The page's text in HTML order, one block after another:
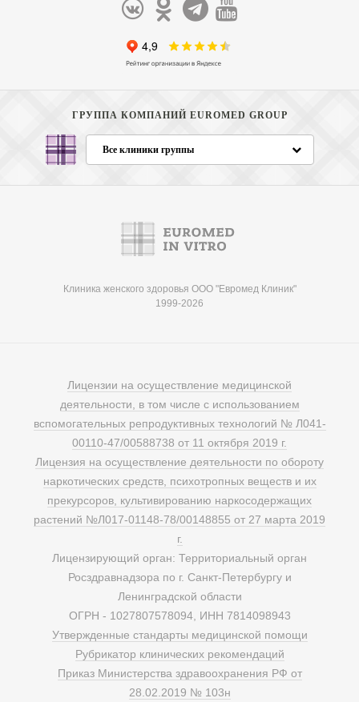
ГРУППА КОМПАНИЙ EUROMED GROUP
Все клиники группы
Клиника женского здоровья ООО "Евромед Клиник"
1999-2026
Лицензии на осуществление медицинской
деятельности, в том числе с использованием
вспомогательных репродуктивных технологий № Л041-
00110-47/00588738 от 11 октября 2019 г.
Лицензия на осуществление деятельности по обороту
наркотических средств, психотропных веществ и их
прекурсоров, культивированию наркосодержащих
растений №Л017-01148-78/00148855 от 27 марта 2019
г.
Лицензирующий орган: Территориальный орган
Росздравнадзора по г. Санкт-Петербургу и
Ленинградской области
ОГРН - 1027807578094, ИНН 7814098943
Утвержденные стандарты медицинской помощи
Рубрикатор клинических рекомендаций
Приказ Министерства здравоохранения РФ от
28.02.2019 № 103н